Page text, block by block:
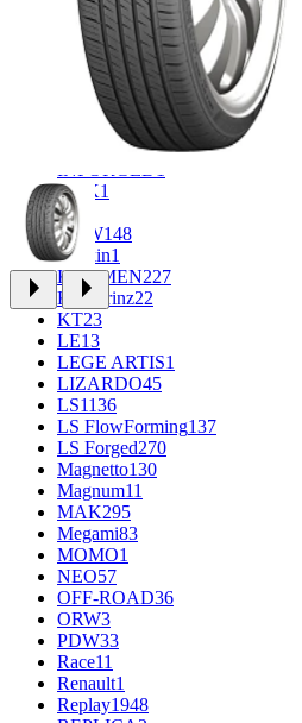
33
FR REPLICA2
34
Grizzly3
1014
iFree Original53
K&K1
K7
KDW148
Keskin1
KHOMEN227
Kronprinz22
KT23
LE13
LEGE ARTIS1
LIZARDO45
LS1136
LS FlowForming137
LS Forged270
Magnetto130
Magnum11
MAK295
Megami83
MOMO1
NEO57
OFF-ROAD36
ORW3
PDW33
Race11
Renault1
Replay1948